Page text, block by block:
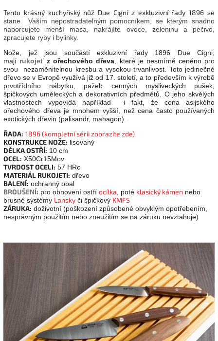
Tento krásný kuchyňský nůž Due Cigni z exkluzivní řady 1896 se
stane Vaším nepostradatelným pomocníkem, se kterým snadno
naporcujete menší masa, nakrájíte ovoce, zeleninu a pečivo,
zpracujete ryby i bylinky.
Nože, jež jsou součástí exkluzivní řady 1896 Due Cigni,
mají rukojeť z ořechového dřeva , které je nesmírně ceněno pro
svou nezaměnitelnou kresbu a vysokou trvanlivost. Toto jedinečné
dřevo se v Evropě využívá již od 17. století, a to především k výrobě
prvotřídního nábytku, pažeb cenných mysliveckých pušek,
špičkových uměleckých a dekorativních předmětů. O jeho skvělých
vlastnostech vypovídá například i fakt, že cena asijského
ořechového dřeva je mnohem vyšší, než cena často používaných
exotických dřevin (palisandr, mahagon).
ŘADA: 1896 (kompletní sérii zobrazíte zde)
KONSTRUKCE NOŽE: lisovaný
DÉLKA OSTŘÍ: 10 cm
OCEL: X50Cr15Mov
TVRDOST OCELI: 57 HRc
MATERIÁL RUKOJETI: dřevo
BALENÍ: ochranný obal
BROUŠENÍ: pro obnovení ostří ocílka , poté klasický kámen nebo
brusné systémy Lansky či špičkový KMFS
ZÁRUKA: doživotní (poškození způsobené obvyklým opotřebením,
nesprávným použitím nebo zneužitím se na záruku nevztahuje)